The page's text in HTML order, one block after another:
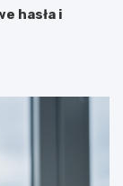
hasła i